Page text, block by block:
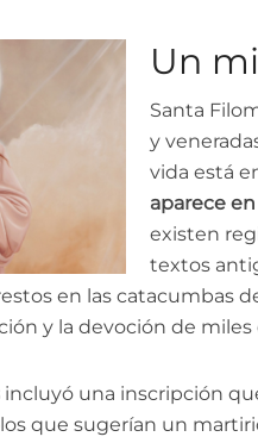
Un
Santa
y
vida está
aparece
existen
textos
en las catacumbas
y la devoción de
incluyó una inscripción
que sugerían un